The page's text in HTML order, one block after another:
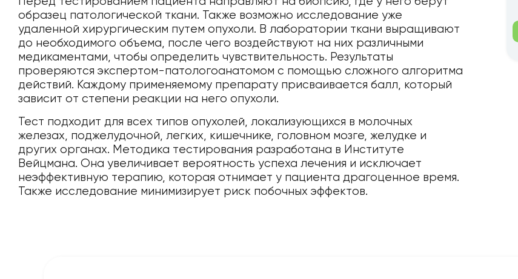
образец патологической ткани. Также возможно исследование уже
удаленной хирургическим путем опухоли. В лаборатории ткани выращивают
до необходимого объема, после чего воздействуют на них различными
медикаментами, чтобы определить чувствительность. Результаты
проверяются экспертом-патологоанатомом с помощью сложного алгоритма
действий. Каждому применяемому препарату присваивается балл, который
зависит от степени реакции на него опухоли.
Тест подходит для всех типов опухолей, локализующихся в молочных
железах, поджелудочной, легких, кишечнике, головном мозге, желудке и
других органах. Методика тестирования разработана в Институте
Вейцмана. Она увеличивает вероятность успеха лечения и исключает
неэффективную терапию, которая отнимает у пациента драгоценное время.
Также исследование минимизирует риск побочных эффектов.